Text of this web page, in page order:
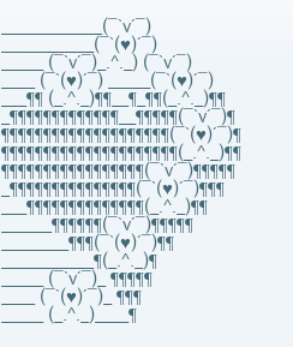
____________(¯`v´¯)
___________(¯`(♥)´¯)
_____ (¯`v´¯)_.^._) (¯`v´¯)
____ (¯`(♥)´¯) _____(¯`(♥)´¯)
___¶¶ (_.^._)¶¶__¶_¶¶(_.^._)¶¶
_¶¶¶¶¶¶¶¶¶¶¶¶¶__¶¶¶¶¶(¯`v´¯)¶
¶¶¶¶¶¶¶¶¶¶¶¶¶¶¶¶¶¶¶¶(¯`(♥)´¯)¶
¶¶¶¶¶¶¶¶¶¶¶¶¶¶¶¶¶¶¶¶¶(_.^._)¶¶
¶¶¶¶¶¶¶¶¶¶¶¶¶¶¶¶¶(¯`v´¯)¶¶¶¶¶
_¶¶¶¶¶¶¶¶¶¶¶¶¶¶¶(¯`(♥)´¯)¶¶¶
___¶¶¶¶¶¶¶¶¶¶¶¶¶¶(_.^._)¶¶
______¶¶¶¶¶¶(¯`v´¯)¶¶¶¶¶
________¶¶¶(¯`(♥)´¯)¶¶
___________¶(_.^._)¶
_____ (¯`v´¯)_ ¶¶¶¶¶
____ (¯`(♥)´¯)_ ¶¶¶
_____ (_.^._)____¶